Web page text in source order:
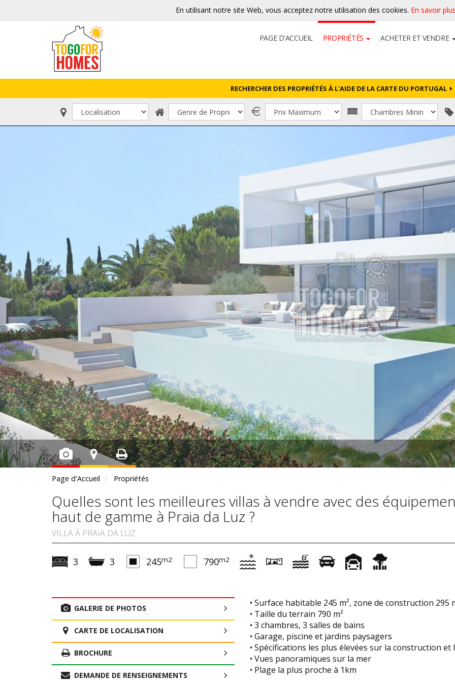
En utilisant notre site Web, vous acceptez notre utilisation des cookies. En savoir
PAGE D'ACCUEIL PROPRIÉTÉS ACHETER ET VENDRE
RECHERCHER DES PROPRIÉTÉS À L'AIDE DE LA CARTE DU PORTUGAL
Page d'Accueil Propriétés
Quelles sont les meilleures villas à vendre avec des
haut de gamme à Praia da Luz ?
VILLA À PRAIA DA LUZ
3 3 245m2 790m2
GALERIE DE PHOTOS
CARTE DE LOCALISATION
BROCHURE
DEMANDE DE RENSEIGNEMENTS
• Surface habitable 245 m², zone de construction 295
• Taille du terrain 790 m²
• 3 chambres, 3 salles de bains
• Garage, piscine et jardins paysagers
• Spécifications les plus élevées sur la construction et
• Vues panoramiques sur la mer
• Plage la plus proche à 1km